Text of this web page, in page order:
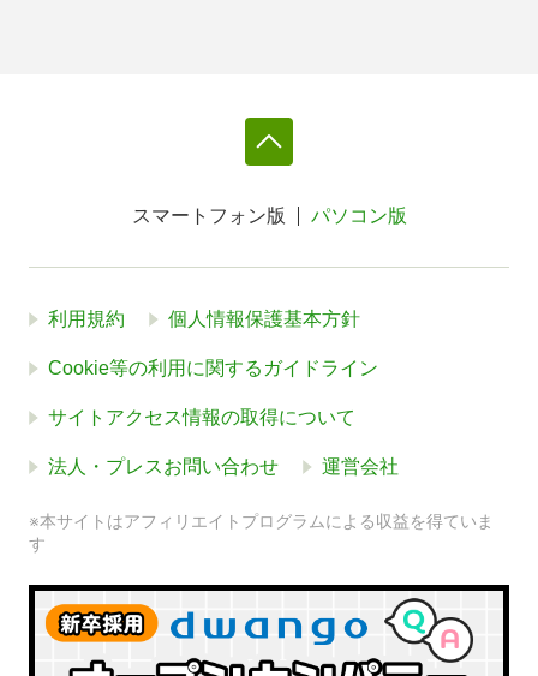
スマートフォン版 パソコン版
利用規約 個人情報保護基本方針
Cookie等の利用に関するガイドライン
サイトアクセス情報の取得について
法人・プレスお問い合わせ 運営会社
※本サイトはアフィリエイトプログラムによる収益を得ていま
す